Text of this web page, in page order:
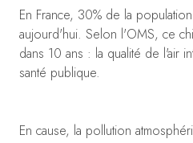
En France, 30% de la
aujourd'hui. Selon l'OMS, ce
dans 10 ans : la qualité de l'air
santé publique.
En cause, la pollution